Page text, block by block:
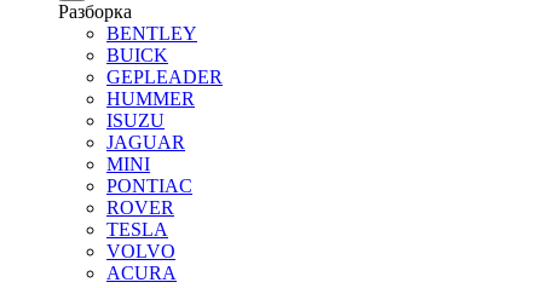
Разборка
BENTLEY
BUICK
GEPLEADER
HUMMER
ISUZU
JAGUAR
MINI
PONTIAC
ROVER
TESLA
VOLVO
ACURA